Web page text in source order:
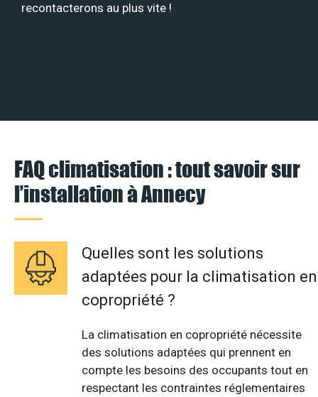
recontacterons au plus vite !
FAQ climatisation : tout savoir sur
l’installation à Annecy
Quelles sont les solutions
adaptées pour la climatisation en
copropriété ?
La climatisation en copropriété nécessite
des solutions adaptées qui prennent en
compte les besoins des occupants tout en
respectant les contraintes réglementaires